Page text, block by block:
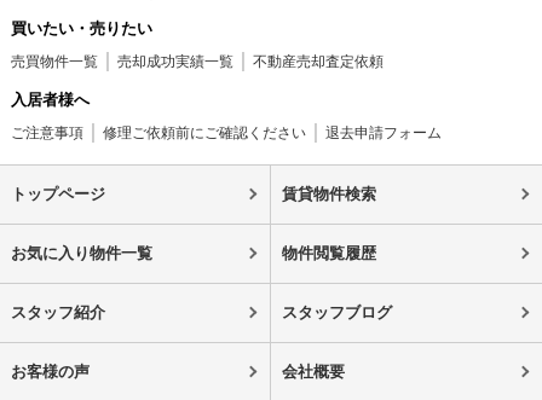
買いたい・売りたい
売買物件一覧 売却成功実績一覧 不動産売却査定依頼
入居者様へ
ご注意事項 修理ご依頼前にご確認ください 退去申請フォーム
トップページ 賃貸物件検索
お気に入り物件一覧 物件閲覧履歴
スタッフ紹介 スタッフブログ
お客様の声 会社概要